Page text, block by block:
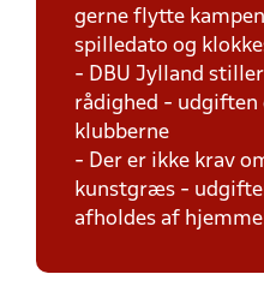
gerne flytte
spilledato og
- DBU Jylland
rådighed -
klubberne
- Der er ikke krav
kunstgræs -
afholdes af